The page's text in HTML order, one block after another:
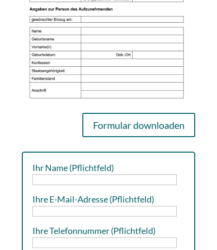
Formular downloaden
Ihr Name (Pflichtfeld)
Ihre E-Mail-Adresse (Pflichtfeld)
Ihre Telefonnummer (Pflichtfeld)